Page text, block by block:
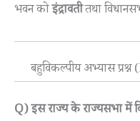
भवन कोइंद्रावतीतथा
बहुविकल्पीय अभ्यास
Q) इस राज्य के राज्यसभा में